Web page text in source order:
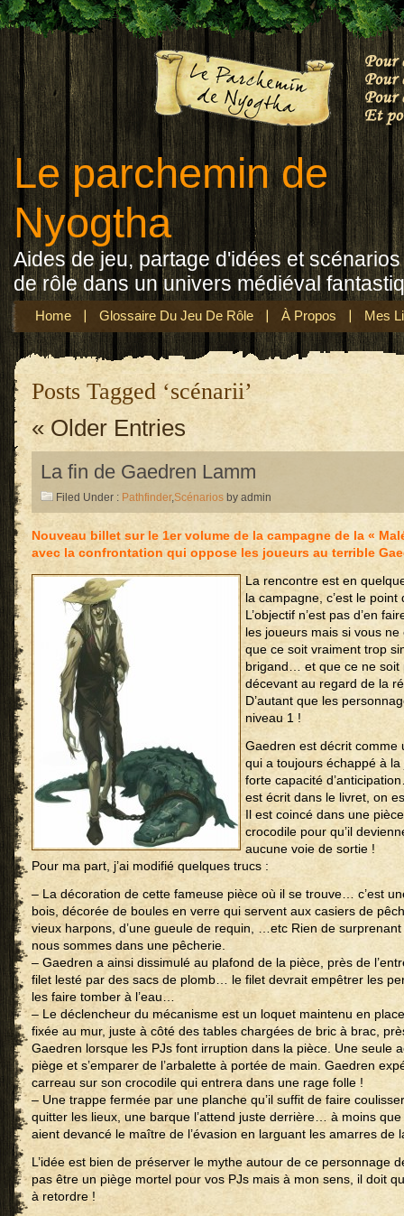
Le parchemin de
Nyogtha
Aides de jeu, partage d'idées et
de rôle dans un univers médiéval
Home Glossaire Du Jeu De Rôle À Propos Mes
Posts Tagged ‘scénarii’
« Older Entries
La fin de Gaedren Lamm
Filed Under : Pathfinder,Scénarios by admin
Nouveau billet sur le 1er volume de la campagne de la «
avec la confrontation qui oppose les joueurs au terrible
La rencontre est en
la campagne, c’est le
L’objectif n’est pas d’en
les joueurs mais si vous ne
que ce soit vraiment trop
brigand… et que ce ne soit
décevant au regard de la
D’autant que les
niveau 1 !
Gaedren est décrit comme
qui a toujours échappé à
forte capacité
est écrit dans le livret, on
Il est coincé dans une
crocodile pour qu’il
aucune voie de sortie !
Pour ma part, j’ai modifié quelques trucs :
– La décoration de cette fameuse pièce où il se trouve… c’est
bois, décorée de boules en verre qui servent aux casiers de
vieux harpons, d’une gueule de requin, …etc Rien de
nous sommes dans une pêcherie.
– Gaedren a ainsi dissimulé au plafond de la pièce, près de
filet lesté par des sacs de plomb… le filet devrait empêtrer les
les faire tomber à l’eau…
– Le déclencheur du mécanisme est un loquet maintenu en
fixée au mur, juste à côté des tables chargées de bric à brac,
Gaedren lorsque les PJs font irruption dans la pièce. Une seule
piège et s’emparer de l’arbalette à portée de main. Gaedren
carreau sur son crocodile qui entrera dans une rage folle !
– Une trappe fermée par une planche qu’il suffit de faire
quitter les lieux, une barque l’attend juste derrière… à moins
aient devancé le maître de l’évasion en larguant les amarres de
L’idée est bien de préserver le mythe autour de ce personnage
pas être un piège mortel pour vos PJs mais à mon sens, il doit
à retordre !